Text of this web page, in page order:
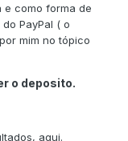
e como forma de
PayPal ( o
mim no tópico
o deposito.
aqui.